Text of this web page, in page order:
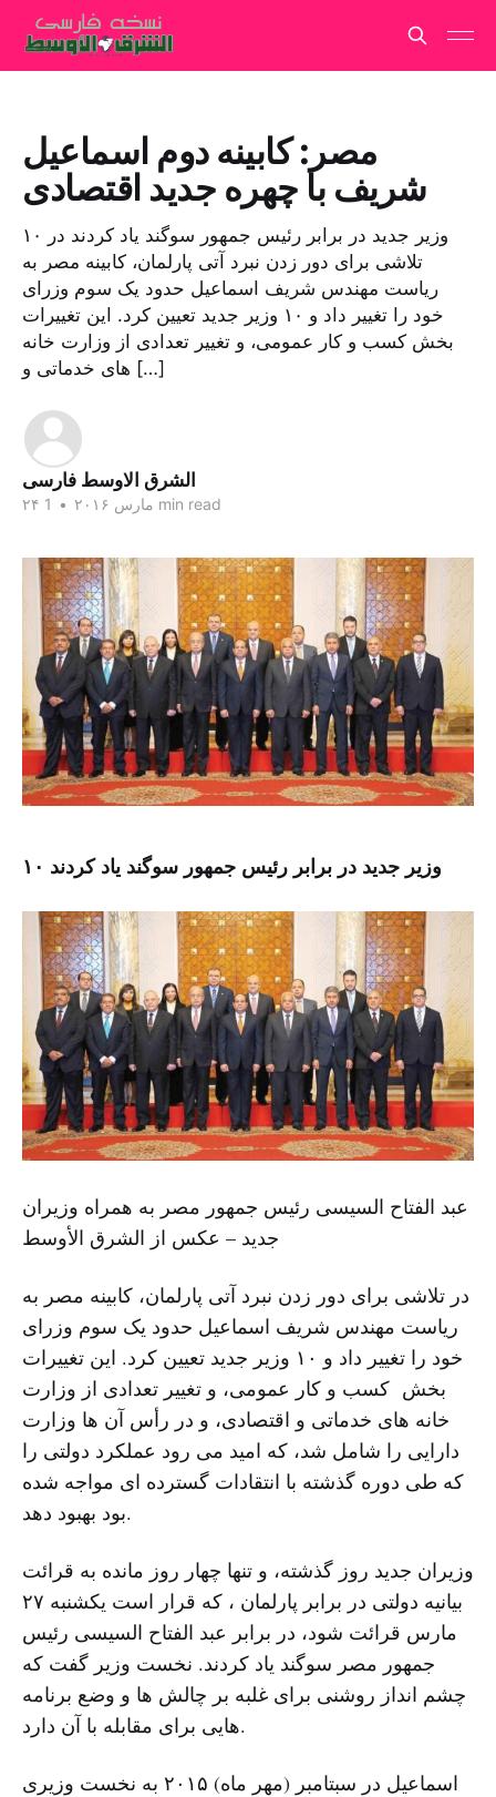
مصر: کابینه دوم اسماعیل
شریف با چهره جدید اقتصادی
۱۰ وزیر جدید در برابر رئیس جمهور سوگند یاد کردند در
تلاشی برای دور زدن نبرد آتی پارلمان، کابینه مصر به
ریاست مهندس شریف اسماعیل حدود یک سوم وزرای
خود را تغییر داد و ۱۰ وزیر جدید تعیین کرد. این تغییرات
بخش کسب و کار عمومی، و تغییر تعدادی از وزارت خانه
های خدماتی و […]
الشرق الاوسط فارسی
۲۴ مارس ۲۰۱۶ • 1 min read
۱۰ وزیر جدید در برابر رئیس جمهور سوگند یاد کردند
عبد الفتاح السیسی رئیس جمهور مصر به همراه وزیران
جدید – عکس از الشرق الأوسط
در تلاشی برای دور زدن نبرد آتی پارلمان، کابینه مصر به
ریاست مهندس شریف اسماعیل حدود یک سوم وزرای
خود را تغییر داد و ۱۰ وزیر جدید تعیین کرد. این تغییرات
بخش کسب و کار عمومی، و تغییر تعدادی از وزارت
خانه های خدماتی و اقتصادی، و در رأس آن ها وزارت
دارایی را شامل شد، که امید می رود عملکرد دولتی را
که طی دوره گذشته با انتقادات گسترده ای مواجه شده
بود بهبود دهد.
وزیران جدید روز گذشته، و تنها چهار روز مانده به قرائت
بیانیه دولتی در برابر پارلمان ، که قرار است یکشنبه ۲۷
مارس قرائت شود، در برابر عبد الفتاح السیسی رئیس
جمهور مصر سوگند یاد کردند. نخست وزیر گفت که
چشم انداز روشنی برای غلبه بر چالش ها و وضع برنامه
هایی برای مقابله با آن دارد.
اسماعیل در سبتامبر (مهر ماه) ۲۰۱۵ به نخست وزیری